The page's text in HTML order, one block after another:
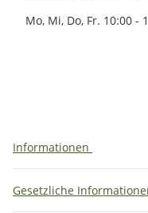
Mo, Mi, Do, Fr. 10:00
Informationen
Gesetzliche